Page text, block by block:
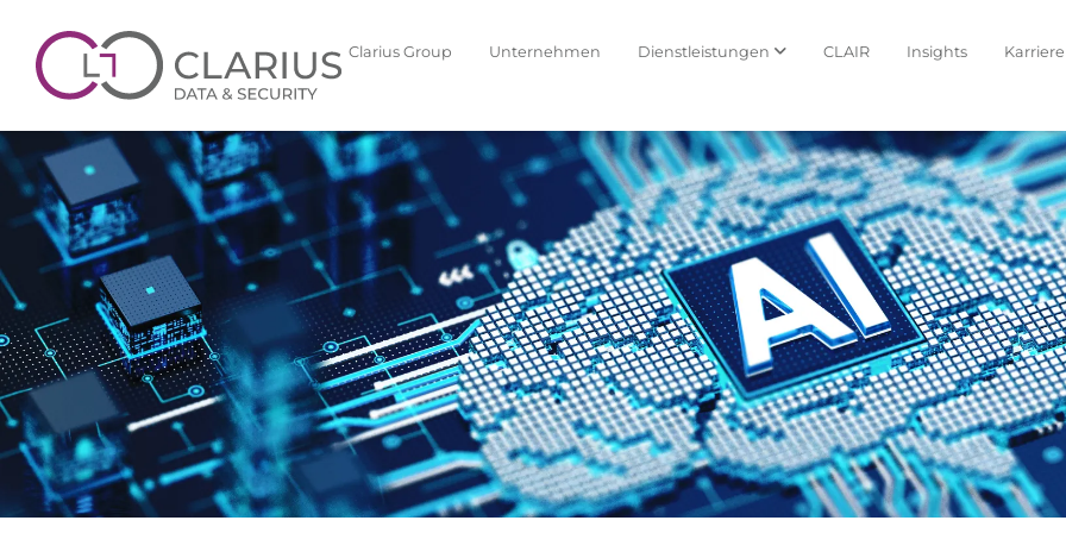
Clarius Group Unternehmen Dienstleistungen CLAIR Insights Karriere